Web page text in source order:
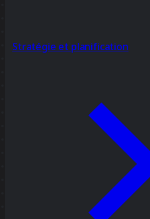
Stratégie et planification